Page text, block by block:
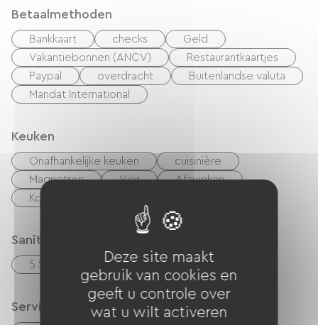
Betaalmethoden
Bankkaart checks
Geld
Vakantiebonnen (ANCV)
Restaurantkaartjes
Paypal
overdracht
Buitenlandse valuta
Mandat International
Keuken
Onafhankelijke keuken
cuisinière
Magnetron
Vier
Afzuigkap
Koelkast
Sanitair
5 Salle d'eau (douche)
Services
Deze site maakt
gebruik van cookies en
geeft u controle over
wat u wilt activeren